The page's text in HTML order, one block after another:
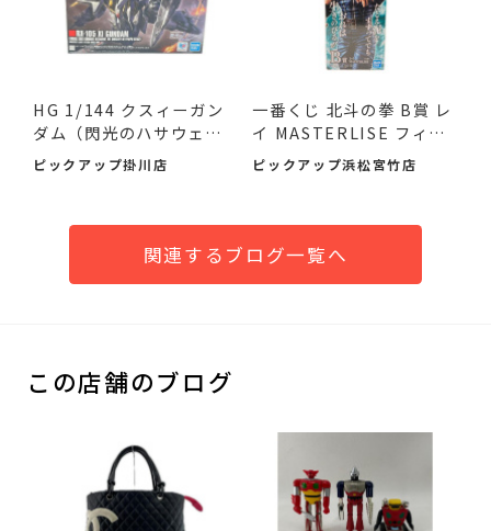
HG 1/144 クスィーガン
ダム（閃光のハサウェ
イ）が...
ピックアップ掛川店
一番くじ 北斗の拳 B賞 レ
イ MASTERLISE フィギ
ュ...
ピックアップ浜松宮竹店
関連するブログ一覧へ
この店舗のブログ